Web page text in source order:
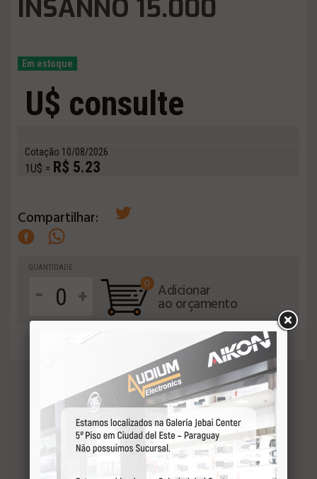
INSANNO 15.000
Em estoque
U$ consulte
Cotação 10/08/2026
1U$ = R$ 5.23
Compartilhar:
QUANTIDADE
- +
0 Adicionar
ao orçamento
VEJA MAIS